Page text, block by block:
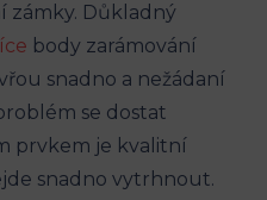
zámky. Důkladný
body zarámování
snadno a nežádaní
se dostat
prvkem je kvalitní
snadno vytrhnout.